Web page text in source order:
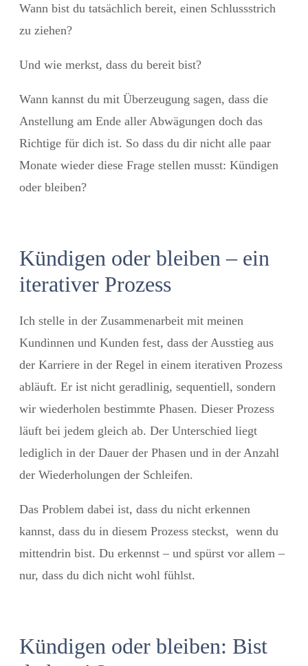
Wann bist du tatsächlich bereit, einen Schlussstrich
zu ziehen?
Und wie merkst, dass du bereit bist?
Wann kannst du mit Überzeugung sagen, dass die
Anstellung am Ende aller Abwägungen doch das
Richtige für dich ist. So dass du dir nicht alle paar
Monate wieder diese Frage stellen musst: Kündigen
oder bleiben?
Kündigen oder bleiben – ein
iterativer Prozess
Ich stelle in der Zusammenarbeit mit meinen
Kundinnen und Kunden fest, dass der Ausstieg aus
der Karriere in der Regel in einem iterativen Prozess
abläuft. Er ist nicht geradlinig, sequentiell, sondern
wir wiederholen bestimmte Phasen. Dieser Prozess
läuft bei jedem gleich ab. Der Unterschied liegt
lediglich in der Dauer der Phasen und in der Anzahl
der Wiederholungen der Schleifen.
Das Problem dabei ist, dass du nicht erkennen
kannst, dass du in diesem Prozess steckst, wenn du
mittendrin bist. Du erkennst – und spürst vor allem –
nur, dass du dich nicht wohl fühlst.
Kündigen oder bleiben: Bist